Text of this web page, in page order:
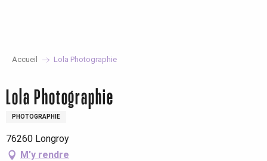
Accueil Lola Photographie
Lola Photographie
PHOTOGRAPHIE
76260 Longroy
M'y rendre